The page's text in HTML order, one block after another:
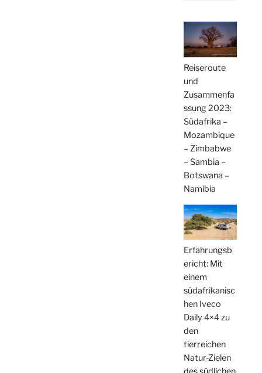
Reiseroute
und
Zusammenfa
ssung 2023:
Südafrika –
Mozambique
– Zimbabwe
– Sambia –
Botswana –
Namibia
Erfahrungsb
ericht: Mit
einem
südafrikanisc
hen Iveco
Daily 4×4 zu
den
tierreichen
Natur-Zielen